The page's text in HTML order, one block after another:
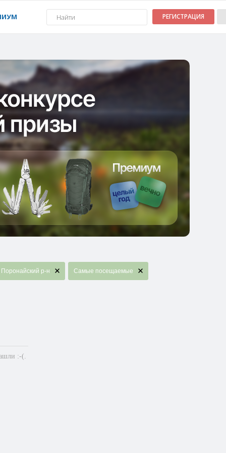
РЕГИСТРАЦИЯ
Поронайский р-н Самые посещаемые
:-(.